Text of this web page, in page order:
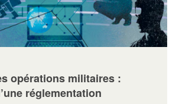
opérations militaires :
réglementation